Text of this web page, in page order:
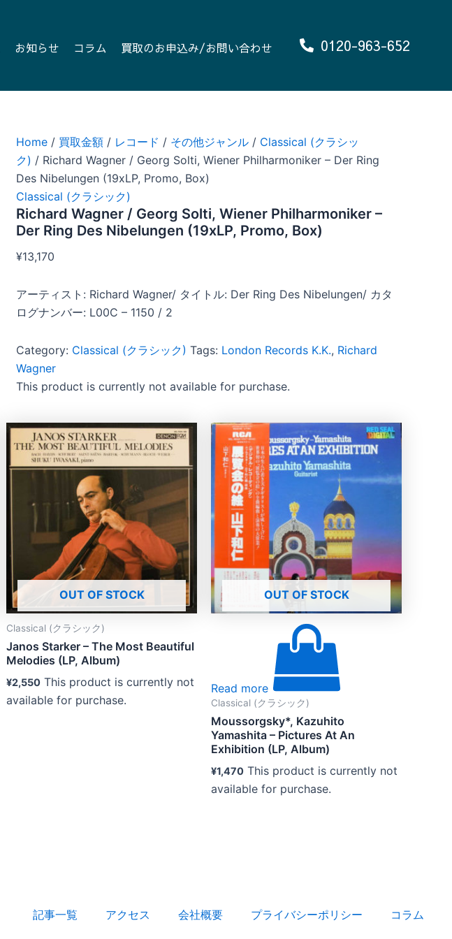
お知らせ コラム 買取のお申込み/お問い合わせ 0120-963-652
Home / 買取金額 / レコード / その他ジャンル / Classical (クラシッ
ク) / Richard Wagner / Georg Solti, Wiener Philharmoniker – Der Ring
Des Nibelungen (19xLP, Promo, Box)
Classical (クラシック)
Richard Wagner / Georg Solti, Wiener Philharmoniker –
Der Ring Des Nibelungen (19xLP, Promo, Box)
¥13,170
アーティスト: Richard Wagner/ タイトル: Der Ring Des Nibelungen/ カタ
ログナンバー: L00C – 1150 / 2
Category: Classical (クラシック) Tags: London Records K.K., Richard
Wagner
This product is currently not available for purchase.
OUT OF STOCK
Classical (クラシック)
Janos Starker – The Most Beautiful
Melodies (LP, Album)
¥2,550 This product is currently not
available for purchase.
OUT OF STOCK
Read more
Classical (クラシック)
Moussorgsky*, Kazuhito
Yamashita – Pictures At An
Exhibition (LP, Album)
¥1,470 This product is currently not
available for purchase.
記事一覧 アクセス 会社概要 プライバシーポリシー コラム